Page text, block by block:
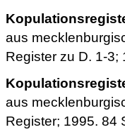
aus
Register zu D. 1-3;
aus
Register; 1995. 84